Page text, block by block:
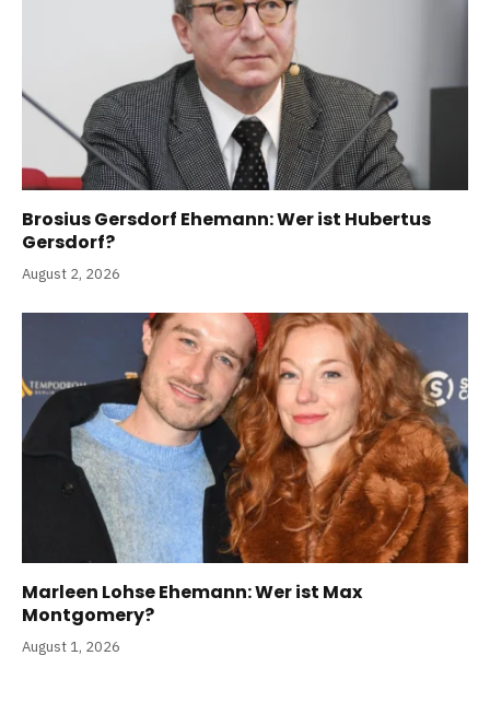
Brosius Gersdorf Ehemann: Wer ist Hubertus
Gersdorf?
August 2, 2026
Marleen Lohse Ehemann: Wer ist Max
Montgomery?
August 1, 2026